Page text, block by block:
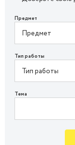
Предмет
Тип работы
Тема